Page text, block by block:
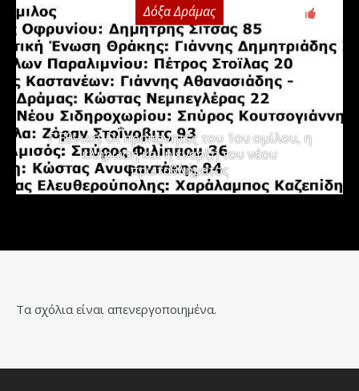
Δόξα Δράμας
Γ΄ Εθνική: Οι προπονητές του 1ου ομίλου, η
κλήρωση και η έναρξη του νέου
πρωταθλήματος
Τα σχόλια είναι απενεργοποιημένα.